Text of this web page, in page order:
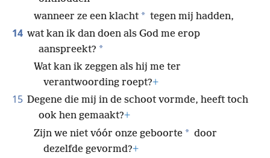
wanneer ze een klacht * tegen mij hadden,
14 wat kan ik dan doen als God me erop
aanspreekt? *
Wat kan ik zeggen als hij me ter
verantwoording roept?+
15 Degene die mij in de schoot vormde, heeft toch
ook hen gemaakt?+
Zijn we niet vóór onze geboorte * door
dezelfde gevormd?+